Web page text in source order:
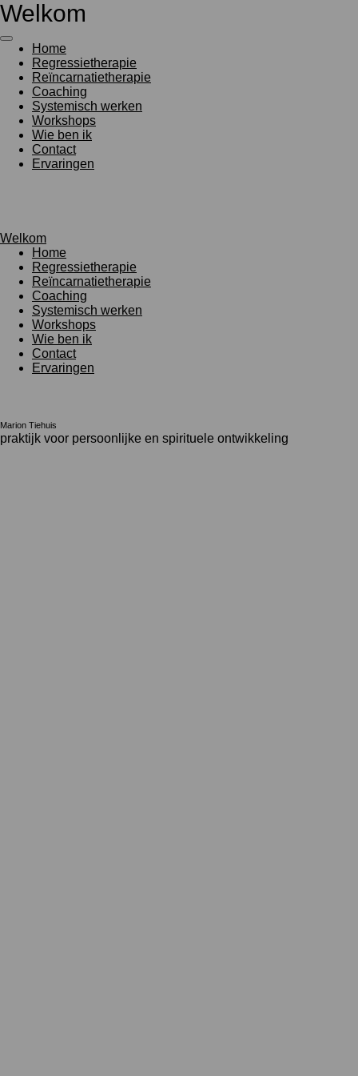
Ga
naar
hoofdinhoud
Welkom
Home
Regressietherapie
Reïncarnatietherapie
Coaching
Systemisch werken
Workshops
Wie ben ik
Contact
Ervaringen
Welkom
Home
Regressietherapie
Reïncarnatietherapie
Coaching
Systemisch werken
Workshops
Wie ben ik
Contact
Ervaringen
Marion Tiehuis
praktijk voor persoonlijke en spirituele ontwikkeling